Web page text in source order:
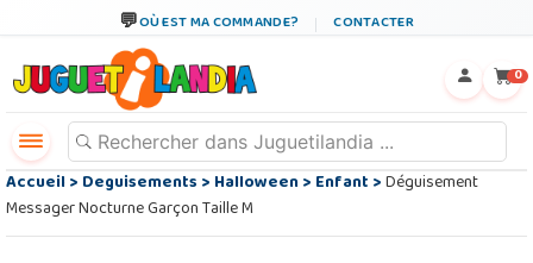
OÙ EST MA COMMANDE? CONTACTER
0
Accueil>Deguisements>Halloween>Enfant>Déguisement
Messager Nocturne Garçon Taille M